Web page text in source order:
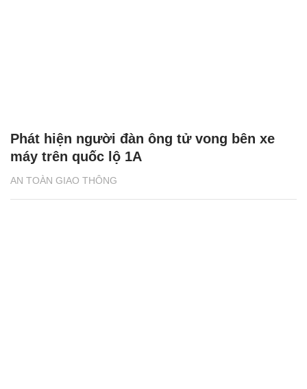
AN TOÀN GIAO THÔNG
Phát hiện người đàn ông tử vong bên xe
máy trên quốc lộ 1A